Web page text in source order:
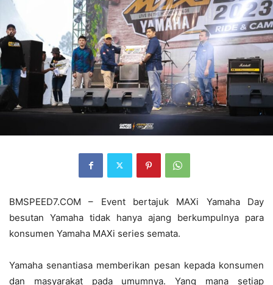
BMSPEED7.COM – Event bertajuk MAXi Yamaha Day
besutan Yamaha tidak hanya ajang berkumpulnya para
konsumen Yamaha MAXi series semata.
Yamaha senantiasa memberikan pesan kepada konsumen
dan masyarakat pada umumnya. Yang mana setiap